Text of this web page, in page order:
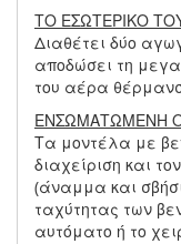
ΤΟ ΕΣΩΤΕΡΙΚΟ
Διαθέτει δύο
αποδώσει τη
του αέρα
ΕΝΣΩΜΑΤΩΜΕΝΗ
Τα μοντέλα με
διαχείριση και
(άναμμα και
ταχύτητας των
αυτόματο ή το